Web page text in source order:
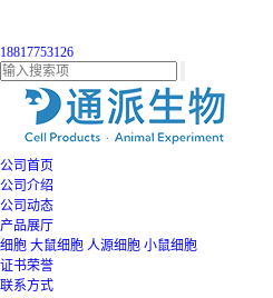
18817753126
公司首页
公司介绍
公司动态
产品展厅
细胞 大鼠细胞 人源细胞 小鼠细胞
证书荣誉
联系方式